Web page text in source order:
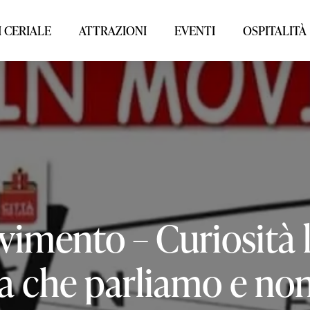
CERIALE ATTRAZIONI EVENTI OSPITALITÀ
–Curiosità
cheparliamoe